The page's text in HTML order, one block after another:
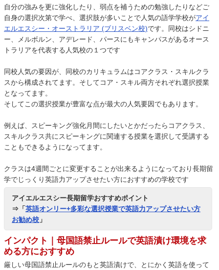
自分の強みを更に強化したり、弱点を補うための勉強したりなどご
自身の選択次第で学べ、選択肢が多いことで人気の語学学校がアイ
エルエスシー・オーストラリア (ブリスベン校)です。同校はシドニ
ー、メルボルン、アデレード、パースにもキャンパスがあるオース
トラリアを代表する人気校の１つです
同校人気の要因が、同校のカリキュラムはコアクラス・スキルクラ
スから構成されてます。そしてコア・スキル両方それぞれ選択授業
となってます。
そしてこの選択授業が豊富な点が最大の人気要因でもあります。
例えば、スピーキング強化月間にしたいとかだったらコアクラス、
スキルクラス共にスピーキングに関連する授業を選択して受講する
こともできるようになってます。
クラスは4週間ごとに変更することが出来るようになっており長期留
学でじっくり英語力アップさせたい方におすすめの学校です
アイエルエスシー長期留学おすすめポイント
⇒「英語オンリー+多彩な選択授業で英語力アップさせたい方
お勧め校 」
インパクト｜母国語禁止ルールで英語漬け環境を求
める方におすすめ
厳しい母国語禁止ルールのもと英語漬けで、とにかく英語を使って